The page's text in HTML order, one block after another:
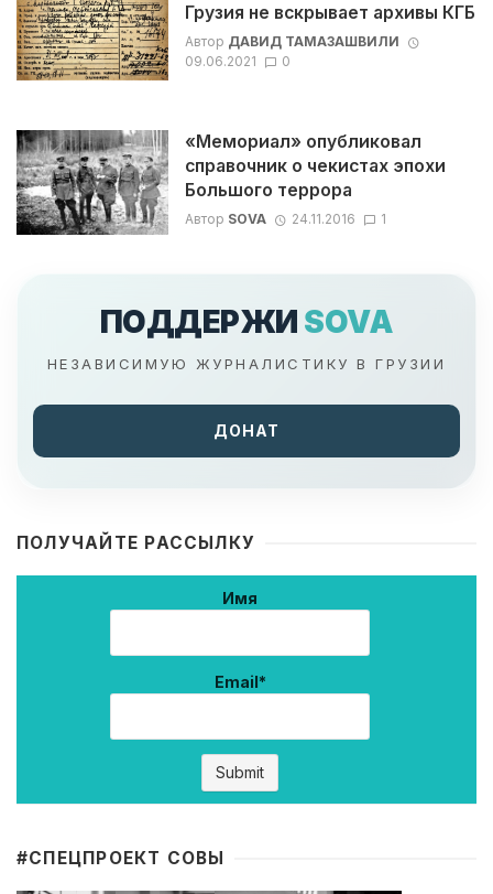
Грузия не вскрывает архивы КГБ
Автор ДАВИД ТАМАЗАШВИЛИ
09.06.2021
0
«Мемориал» опубликовал
справочник о чекистах эпохи
Большого террора
Автор SOVA 24.11.2016 1
ПОДДЕРЖИ SOVA
НЕЗАВИСИМУЮ ЖУРНАЛИСТИКУ В ГРУЗИИ
ДОНАТ
ПОЛУЧАЙТЕ РАССЫЛКУ
Имя
Email*
#CПЕЦПРОЕКТ СОВЫ